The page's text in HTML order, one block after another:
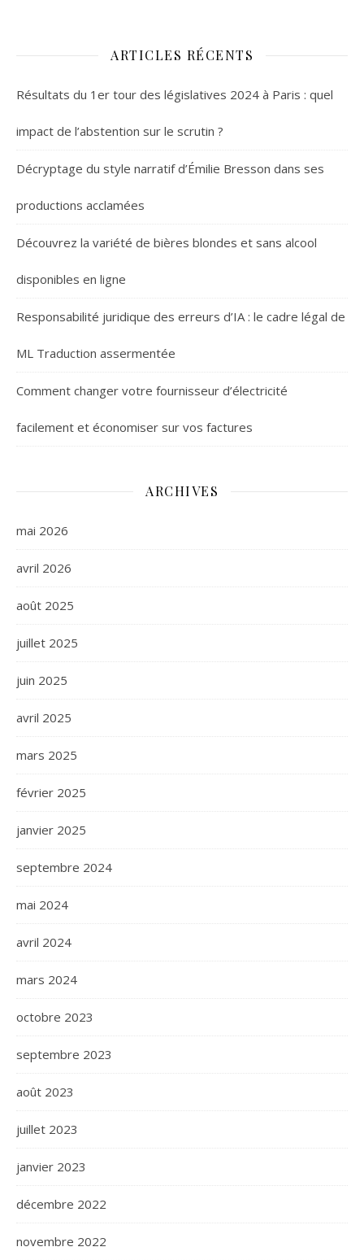
ARTICLES RÉCENTS
Résultats du 1er tour des législatives 2024 à Paris : quel
impact de l’abstention sur le scrutin ?
Décryptage du style narratif d’Émilie Bresson dans ses
productions acclamées
Découvrez la variété de bières blondes et sans alcool
disponibles en ligne
Responsabilité juridique des erreurs d’IA : le cadre légal de
ML Traduction assermentée
Comment changer votre fournisseur d’électricité
facilement et économiser sur vos factures
ARCHIVES
mai 2026
avril 2026
août 2025
juillet 2025
juin 2025
avril 2025
mars 2025
février 2025
janvier 2025
septembre 2024
mai 2024
avril 2024
mars 2024
octobre 2023
septembre 2023
août 2023
juillet 2023
janvier 2023
décembre 2022
novembre 2022